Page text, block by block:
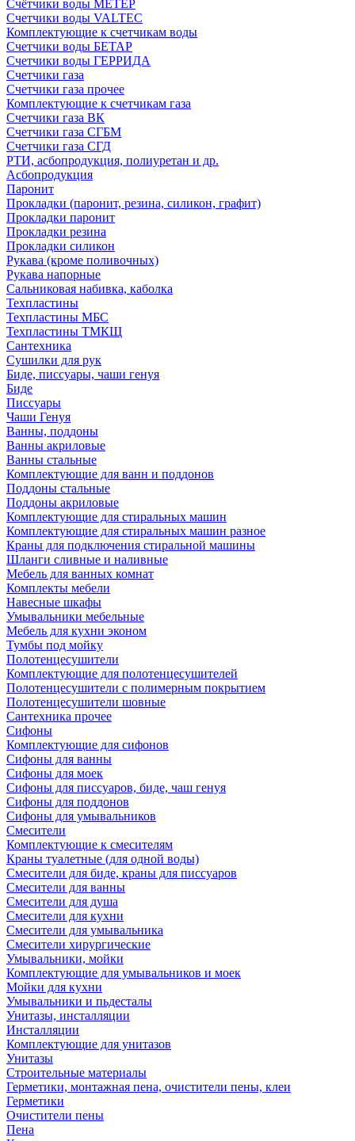
Счётчики воды МЕТЕР
Счетчики воды VALTEC
Комплектующие к счетчикам воды
Счетчики воды БЕТАР
Счетчики воды ГЕРРИДА
Счетчики газа
Счетчики газа прочее
Комплектующие к счетчикам газа
Счетчики газа ВК
Счетчики газа СГБМ
Счетчики газа СГД
РТИ, асбопродукция, полиуретан и др.
Асбопродукция
Паронит
Прокладки (паронит, резина, силикон, графит)
Прокладки паронит
Прокладки резина
Прокладки силикон
Рукава (кроме поливочных)
Рукава напорные
Сальниковая набивка, каболка
Техпластины
Техпластины МБС
Техпластины ТМКЩ
Сантехника
Сушилки для рук
Биде, писсуары, чаши генуя
Биде
Писсуары
Чаши Генуя
Ванны, поддоны
Ванны акриловые
Ванны стальные
Комплектующие для ванн и поддонов
Поддоны стальные
Поддоны акриловые
Комплектующие для стиральных машин
Комплектующие для стиральных машин разное
Краны для подключения стиральной машины
Шланги сливные и наливные
Мебель для ванных комнат
Комплекты мебели
Навесные шкафы
Умывальники мебельные
Мебель для кухни эконом
Тумбы под мойку
Полотенцесушители
Комплектующие для полотенцесушителей
Полотенцесушители с полимерным покрытием
Полотенцесушители шовные
Сантехника прочее
Сифоны
Комплектующие для сифонов
Сифоны для ванны
Сифоны для моек
Сифоны для писсуаров, биде, чаш генуя
Сифоны для поддонов
Сифоны для умывальников
Смесители
Комплектующие к смесителям
Краны туалетные (для одной воды)
Смесители для биде, краны для писсуаров
Смесители для ванны
Смесители для душа
Смесители для кухни
Смесители для умывальника
Смесители хирургические
Умывальники, мойки
Комплектующие для умывальников и моек
Мойки для кухни
Умывальники и пьдесталы
Унитазы, инсталляции
Инсталляции
Комплектующие для унитазов
Унитазы
Строительные материалы
Герметики, монтажная пена, очистители пены, клеи
Герметики
Очистители пены
Пена